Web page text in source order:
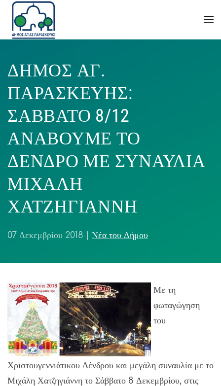
ΔΗΜΟΣ ΑΓ.
ΠΑΡΑΣΚΕΥΗΣ:
ΣΑΒΒΑΤΟ 8/12
ΑΝΑΒΟΥΜΕ ΤΟ
ΔΕΝΔΡΟ ΜΕ ΣΥΝΑΥΛΙΑ
ΜΙΧΑΛΗ
ΧΑΤΖΗΓΙΑΝΝΗ
07 Δεκεμβρίου 2018 Νέα του Δήμου
Με τη
φωταγώγηση
του
Χριστουγεννιάτικου Δένδρου και μεγάλη συναυλία με το
Μιχάλη Χατζηγιάννη το Σάββατο 8 Δεκεμβρίου, στις